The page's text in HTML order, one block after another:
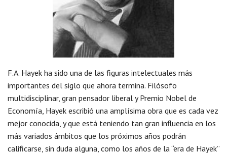
F.A. Hayek ha sido una de las figuras intelectuales más
importantes del siglo que ahora termina. Filósofo
multidisciplinar, gran pensador liberal y Premio Nobel de
Economía, Hayek escribió una amplísima obra que es cada vez
mejor conocida, y que está teniendo tan gran influencia en los
más variados ámbitos que los próximos años podrán
calificarse, sin duda alguna, como los años de la “era de Hayek”